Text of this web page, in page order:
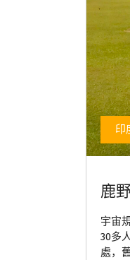
印
鹿
宇宙
30多
處，